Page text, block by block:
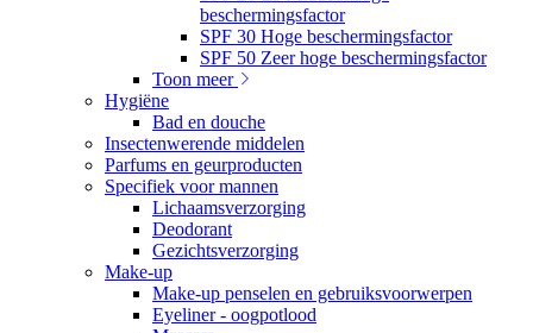
beschermingsfactor
SPF 30 Hoge beschermingsfactor
SPF 50 Zeer hoge beschermingsfactor
Toon meer
Hygiëne
Bad en douche
Insectenwerende middelen
Parfums en geurproducten
Specifiek voor mannen
Lichaamsverzorging
Deodorant
Gezichtsverzorging
Make-up
Make-up penselen en gebruiksvoorwerpen
Eyeliner - oogpotlood